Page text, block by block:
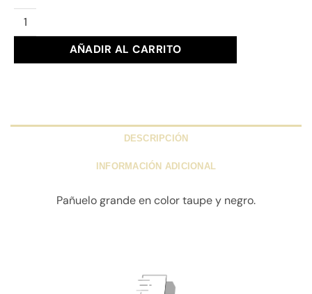
PAÑUELO PEPE MOLL Ref. 261816 cantidad
AÑADIR AL CARRITO
DESCRIPCIÓN
INFORMACIÓN ADICIONAL
Pañuelo grande en color taupe y negro.